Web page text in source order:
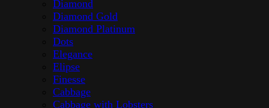
Diamond
Diamond Gold
Diamond Platinum
Dots
Elegance
Elipse
Finesse
Cabbage
Cabbage with Lobsters